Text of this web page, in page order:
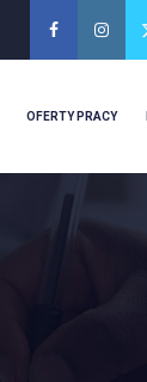
OFERTY PRACY